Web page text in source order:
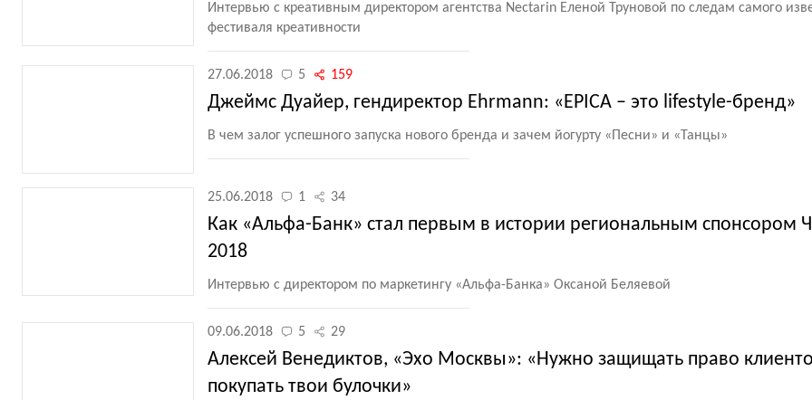
Интервью с креативным директором агентства Nectarin Еленой Труновой по следам самого
фестиваля креативности
27.06.2018 5 159
Джеймс Дуайер, гендиректор Ehrmann: «EPICA – это lifestyle-бренд»
В чем залог успешного запуска нового бренда и зачем йогурту « Песни» и «Танцы»
25.06.2018 1 34
Как «Альфа-Банк» стал первым в истории региональным спонсором
2018
Интервью с директором по маркетингу «Альфа-Банка» Оксаной Беляевой
09.06.2018 5 29
Алексей Венедиктов, «Эхо Москвы»: «Нужно защищать право
покупать твои булочки»